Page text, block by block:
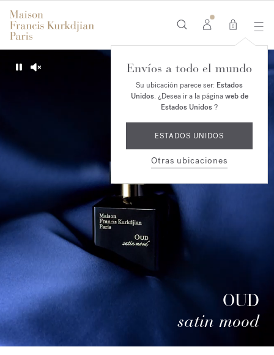
0
Envíos a todo el mundo
Su ubicación parece ser: Estados
Unidos. ¿Desea ir a la páginaweb de
Estados Unidos?
ESTADOS UNIDOS
Otras ubicaciones
PauseUnmute
OUD
satin mood